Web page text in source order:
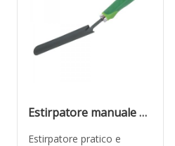
Estirpatore manuale per giardino manico bicomponente
Estirpatore pratico e